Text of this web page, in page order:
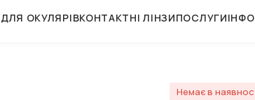
ОКУЛЯРІВКОНТАКТНІ ЛІНЗИПОСЛУГИ
Немає в